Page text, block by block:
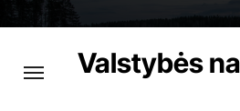
content
Valstybės